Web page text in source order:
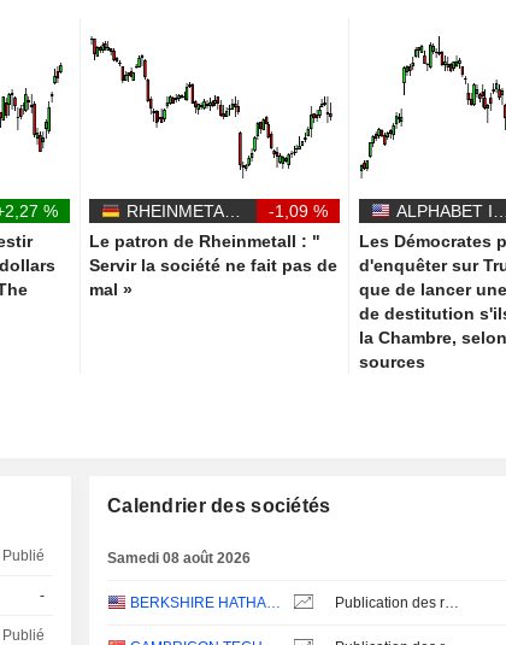
%
-1,09 %
Le patron de Rheinmetall : "
Servir la société ne fait pas de
mal »
Les Démocrates
d'enquêter sur
que de lancer
de destitution
la Chambre,
sources
Publié
-
Publié
Calendrier des sociétés
Samedi 08 août 2026
BERKSHIRE HATHAWAY INC. Publication des résultats - Q2 2026